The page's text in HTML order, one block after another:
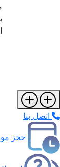
اتصل بنا
حجز